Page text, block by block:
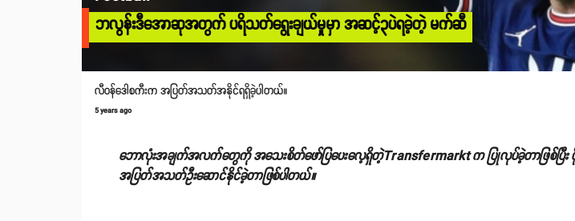
ဘလွန်းဒီအောဆုအတွက် ပရိသတ်ရွေးချယ်မှုမှာ အဆင့်၃ပဲရခဲ့တဲ့ မက်ဆီ
လီဝန်ဒေါစကီးက အပြတ်အသတ်အနိုင်ရရှိခဲ့ပါတယ်။
5 years ago
ဘောလုံးအချက်အလက်တွေကို အသေးစိတ်ဖော်ပြပေးလေ့ရှိတဲ့Transfermarkt က ပြုလုပ်ခဲ့တာဖြစ်ပြီ
အပြတ်အသတ်ဦးဆောင်နိုင်ခဲ့တာဖြစ်ပါတယ်။